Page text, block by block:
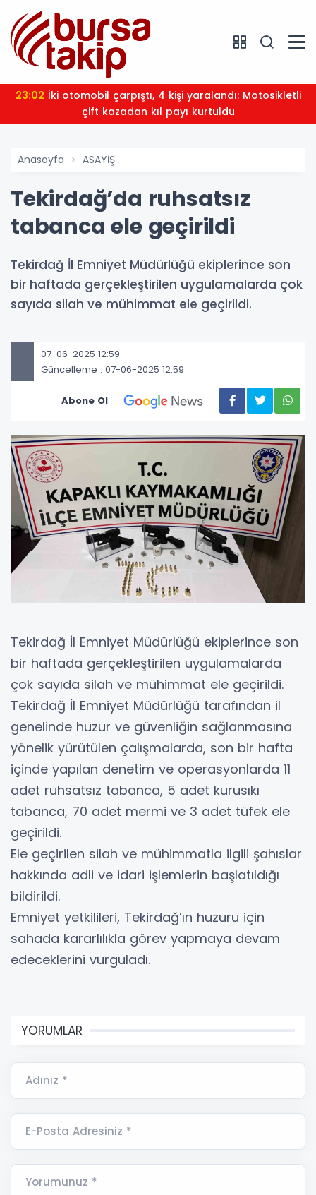
23:02
çift kazadan kıl payı kurtuldu
Anasayfa ASAYİŞ
Tekirdağ’da ruhsatsız
tabanca ele geçirildi
Tekirdağ İl Emniyet Müdürlüğü ekiplerince son
bir haftada gerçekleştirilen uygulamalarda çok
sayıda silah ve mühimmat ele geçirildi.
07-06-2025 12:59
Güncelleme : 07-06-2025 12:59
Abone Ol
Tekirdağ İl Emniyet Müdürlüğü ekiplerince son
bir haftada gerçekleştirilen uygulamalarda
çok sayıda silah ve mühimmat ele geçirildi.
Tekirdağ İl Emniyet Müdürlüğü tarafından il
genelinde huzur ve güvenliğin sağlanmasına
yönelik yürütülen çalışmalarda, son bir hafta
içinde yapılan denetim ve operasyonlarda 11
adet ruhsatsız tabanca, 5 adet kurusıkı
tabanca, 70 adet mermi ve 3 adet tüfek ele
geçirildi.
Ele geçirilen silah ve mühimmatla ilgili şahıslar
hakkında adli ve idari işlemlerin başlatıldığı
bildirildi.
Emniyet yetkilileri, Tekirdağ’ın huzuru için
sahada kararlılıkla görev yapmaya devam
edeceklerini vurguladı.
YORUMLAR
Adınız *
E-Posta Adresiniz *
Yorumunuz *